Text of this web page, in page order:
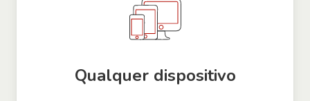
Qualquer dispositivo